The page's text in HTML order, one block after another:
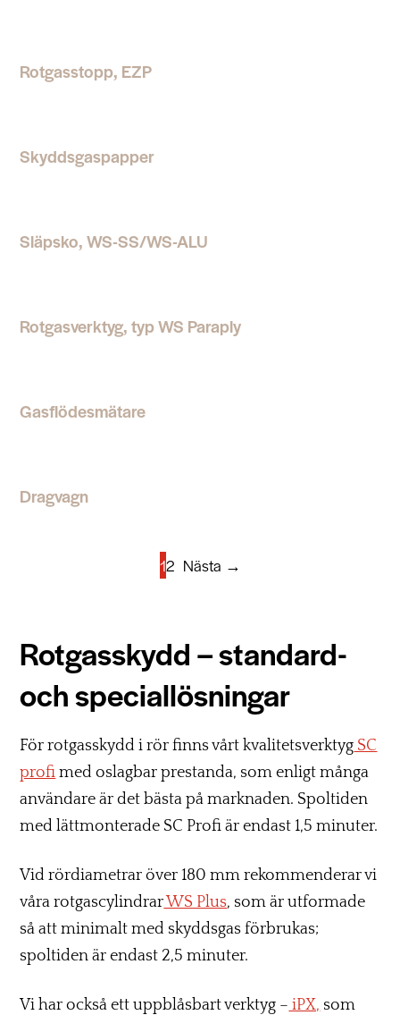
Rotgasstopp, EZP
Skyddsgaspapper
Släpsko, WS-SS/WS-ALU
Rotgasverktyg, typ WS Paraply
Gasflödesmätare
Dragvagn
12 Nästa →
Rotgasskydd – standard-
och speciallösningar
För rotgasskydd i rör finns vårt kvalitetsverktyg SC
profi med oslagbar prestanda, som enligt många
användare är det bästa på marknaden. Spoltiden
med lättmonterade SC Profi är endast 1,5 minuter.
Vid rördiametrar över 180 mm rekommenderar vi
våra rotgascylindrarWS Plus, som är utformade
så att minimalt med skyddsgas förbrukas;
spoltiden är endast 2,5 minuter.
Vi har också ett uppblåsbart verktyg – iPX, som